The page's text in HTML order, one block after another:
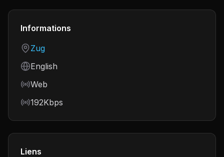
Informations
Country
Zug
Language
English
Frequency
Web
Bitrate
192Kbps
Liens